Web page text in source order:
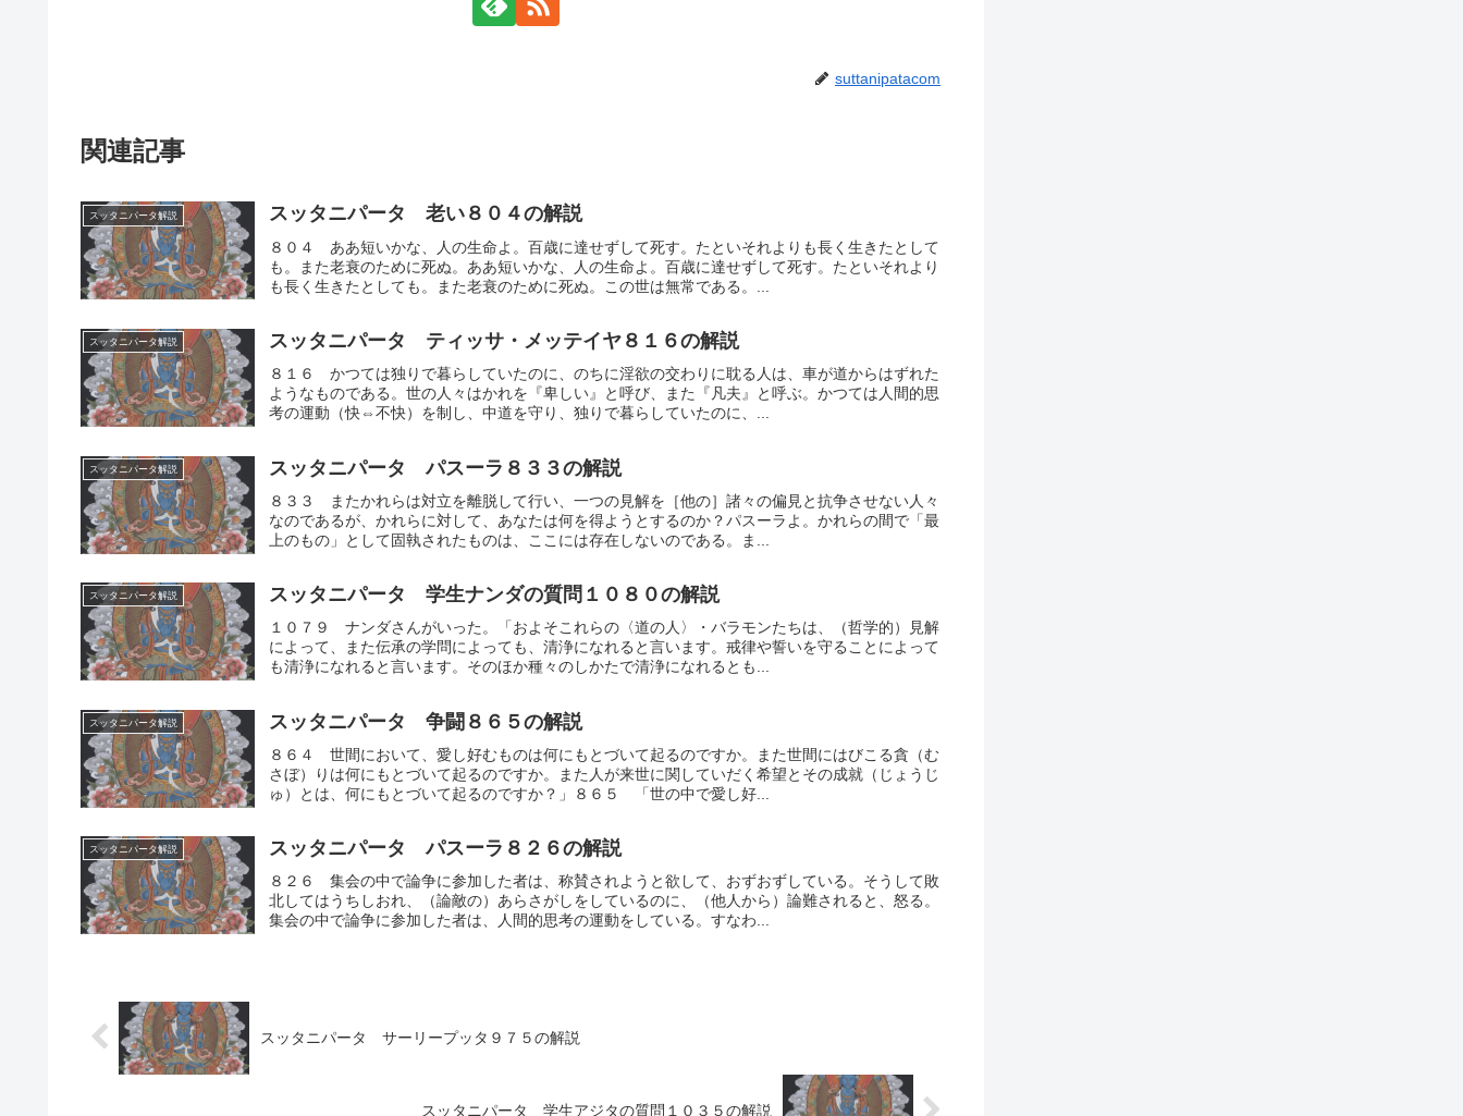
suttanipatacom
関連記事
スッタニパータ解説 スッタニパータ 老い８０４の解説
８０４ ああ短いかな、人の生命よ。百歳に達せずして死す。たといそれよりも長く生きたとして
も。また老衰のために死ぬ。ああ短いかな、人の生命よ。百歳に達せずして死す。たといそれより
も長く生きたとしても。また老衰のために死ぬ。この世は無常である。...
スッタニパータ解説 スッタニパータ ティッサ・メッテイヤ８１６の解説
８１６ かつては独りで暮らしていたのに、のちに淫欲の交わりに耽る人は、車が道からはずれた
ようなものである。世の人々はかれを『卑しい』と呼び、また『凡夫』と呼ぶ。かつては人間的思
考の運動（快⇔不快）を制し、中道を守り、独りで暮らしていたのに、...
スッタニパータ解説 スッタニパータ パスーラ８３３の解説
８３３ またかれらは対立を離脱して行い、一つの見解を［他の］諸々の偏見と抗争させない人々
なのであるが、かれらに対して、あなたは何を得ようとするのか？パスーラよ。かれらの間で「最
上のもの」として固執されたものは、ここには存在しないのである。ま...
スッタニパータ解説 スッタニパータ 学生ナンダの質問１０８０の解説
１０７９ ナンダさんがいった。「およそこれらの〈道の人〉・バラモンたちは、（哲学的）見解
によって、また伝承の学問によっても、清浄になれると言います。戒律や誓いを守ることによって
も清浄になれると言います。そのほか種々のしかたで清浄になれるとも...
スッタニパータ解説 スッタニパータ 争闘８６５の解説
８６４ 世間において、愛し好むものは何にもとづいて起るのですか。また世間にはびこる貪（む
さぼ）りは何にもとづいて起るのですか。また人が来世に関していだく希望とその成就（じょうじ
ゅ）とは、何にもとづいて起るのですか？」８６５ 「世の中で愛し好...
スッタニパータ解説 スッタニパータ パスーラ８２６の解説
８２６ 集会の中で論争に参加した者は、称賛されようと欲して、おずおずしている。そうして敗
北してはうちしおれ、（論敵の）あらさがしをしているのに、（他人から）論難されると、怒る。
集会の中で論争に参加した者は、人間的思考の運動をしている。すなわ...
スッタニパータ サーリープッタ９７５の解説
スッタニパータ 学生アジタの質問１０３５の解説